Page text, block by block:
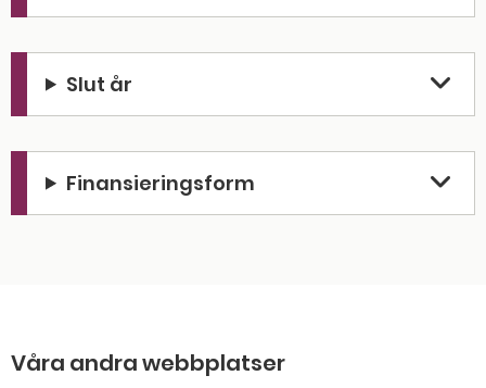
Slut år
Finansieringsform
Våra andra webbplatser